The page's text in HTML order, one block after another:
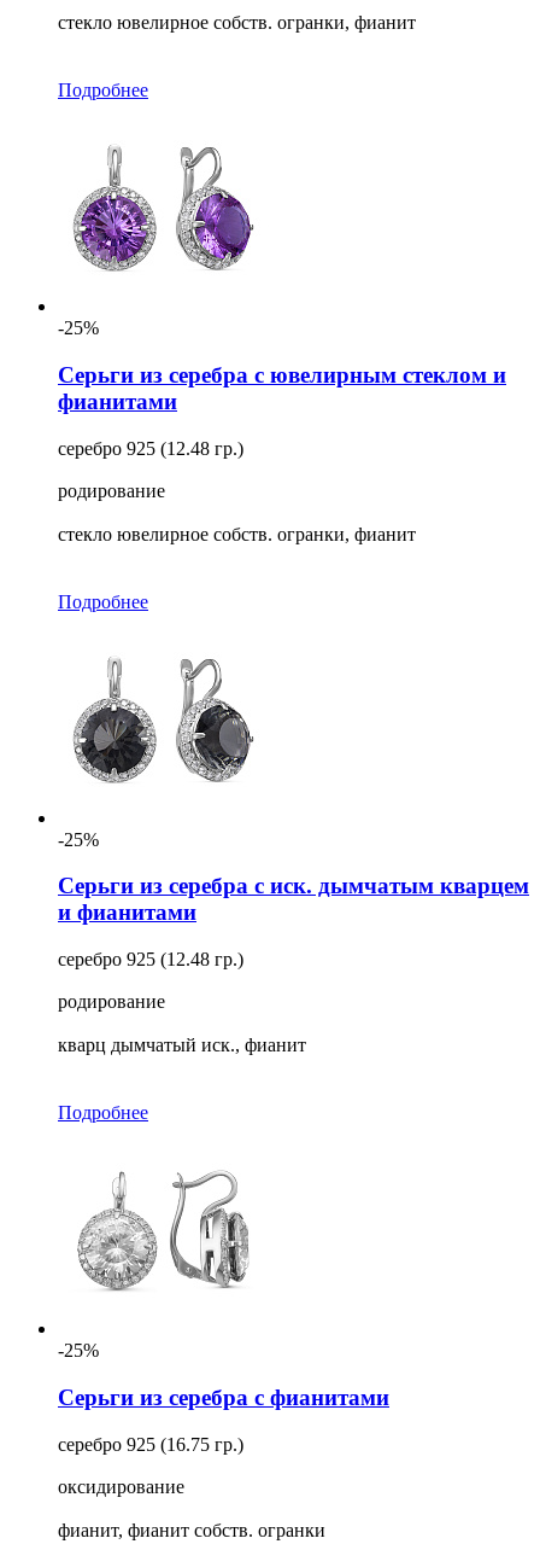
стекло ювелирное собств. огранки, фианит
Подробнее
-25%
Серьги из серебра с ювелирным стеклом и
фианитами
серебро 925 (12.48 гр.)
родирование
стекло ювелирное собств. огранки, фианит
Подробнее
-25%
Серьги из серебра с иск. дымчатым кварцем
и фианитами
серебро 925 (12.48 гр.)
родирование
кварц дымчатый иск., фианит
Подробнее
-25%
Серьги из серебра с фианитами
серебро 925 (16.75 гр.)
оксидирование
фианит, фианит собств. огранки